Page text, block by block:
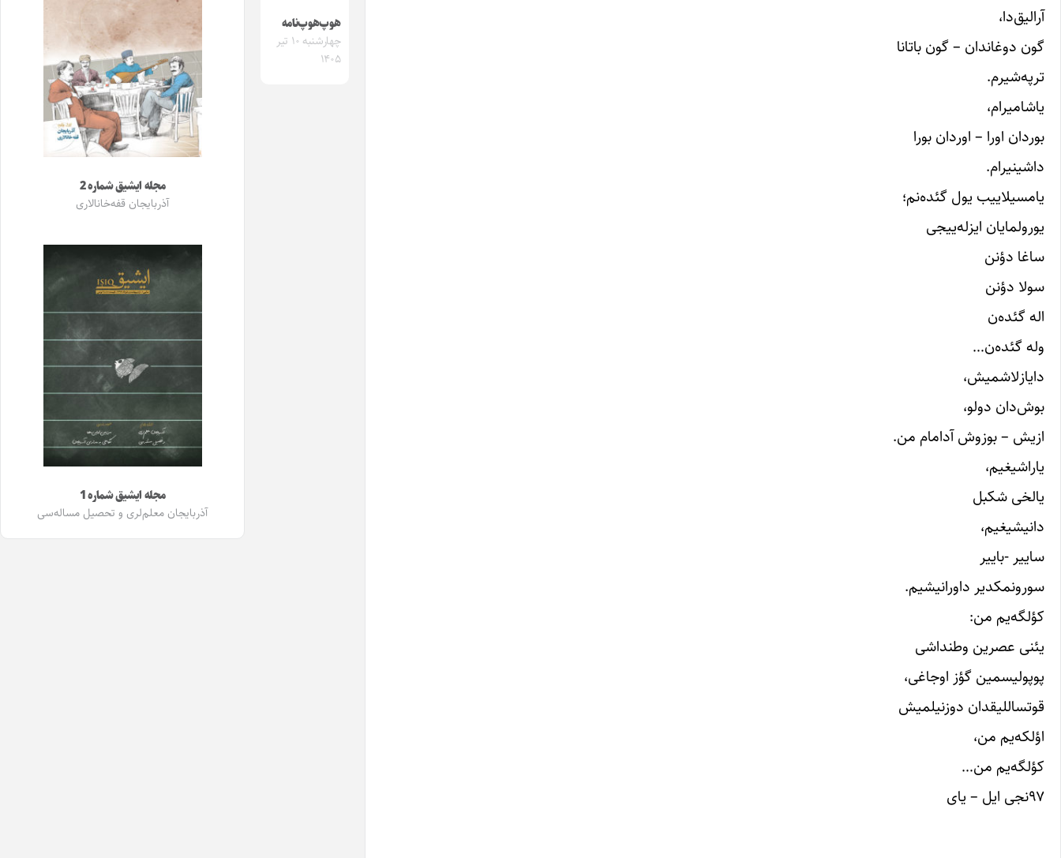
آرالیق‌دا،
گون دوغاندان – گون باتانا
ترپه‌شیرم.
یاشامیرام،
بوردان اورا – اوردان بورا
داشینیرام.
یامسیلاییب یول گئده‌نم؛
یورولمایان ایزله‌ییجی
ساغا دؤنن
سولا دؤنن
اله گئده‌ن
وله گئده‌ن…
دایازلاشمیش،
بوش‌دان دولو،
ازیش – بوزوش آدامام من.
یاراشیغیم،
یالخی شکبل
دانیشیغیم،
ساییر -باییر
سورونمکدیر داورانیشیم.
کؤلگه‌یم من:
یئنی عصرین وطنداشی
پوپولیسمین گؤز اوجاغی،
قوتساللیقدان دوزنیلمیش
اؤلکه‌یم من،
کؤلگه‌یم من…
۹۷نجی ایل – یای
هوپ‌هوپ‌نامه
چهارشنبه ۱۰ تیر
۱۴۰۵
مجله ایشیق شماره 2
آذربایجان قفه‌خانالاری
مجله ایشیق شماره 1
آذربایجان معلم‌لری و تحصیل مساله‌سی